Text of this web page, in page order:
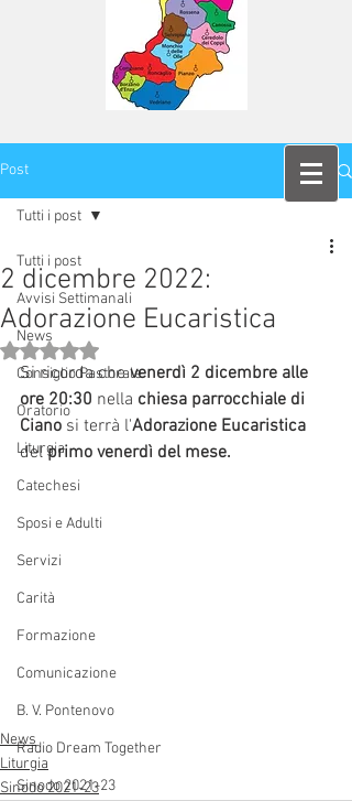
Post
Tutti i post
Avvisi Settimanali
News
Consiglio Pastorale
Oratorio
Liturgia
Catechesi
Sposi e Adulti
Servizi
Carità
Formazione
Comunicazione
B. V. Pontenovo
Radio Dream Together
Sinodo 2021-23
Tutti i post
2 dicembre 2022:
Adorazione Eucaristica
Valutazione NaN stelle su 5.
Si ricorda che venerdì 2 dicembre alle
ore 20:30 nella chiesa parrocchiale di
Ciano si terrà l'Adorazione Eucaristica
del primo venerdì del mese.
News
Liturgia
Sinodo 2021-23